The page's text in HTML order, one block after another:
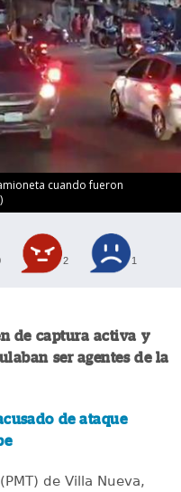
cuando fueron
2 1
de captura activa y
ser agentes de la
de ataque
de Villa Nueva,